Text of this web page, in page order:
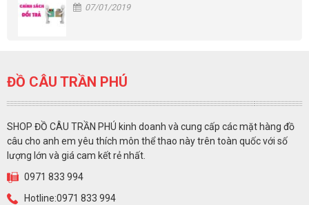
07/01/2019
ĐỒ CÂU TRẦN PHÚ
SHOP ĐỒ CÂU TRẦN PHÚ kinh doanh và cung cấp các mặt hàng đồ
câu cho anh em yêu thích môn thể thao này trên toàn quốc với số
lượng lớn và giá cam kết rẻ nhất.
0971 833 994
Hotline:0971 833 994